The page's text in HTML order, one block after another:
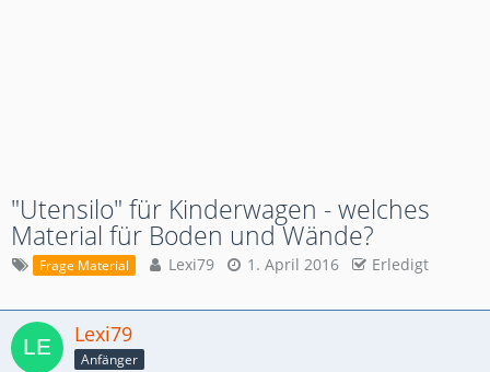
"Utensilo" für Kinderwagen - welches
Material für Boden und Wände?
Frage Material Lexi79 1. April 2016 Erledigt
Lexi79
Anfänger